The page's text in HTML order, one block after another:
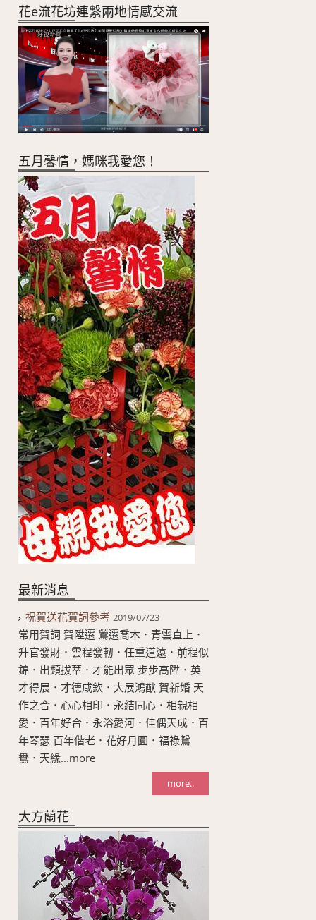
花e流花坊連繫兩地情感交流
五月馨情，媽咪我愛您！
最新消息
祝賀送花賀詞參考 2019/07/23
常用賀詞 賀陞遷 鶯遷喬木．青雲直上．
升官發財．雲程發軔．任重道遠．前程似
錦．出類拔萃．才能出眾 步步高陞．英
才得展．才德咸欽．大展鴻猷 賀新婚 天
作之合．心心相印．永結同心．相親相
愛．百年好合．永浴愛河．佳偶天成．百
年琴瑟 百年偕老．花好月圓．福祿鴛
鴦．天緣...more
more..
大方蘭花